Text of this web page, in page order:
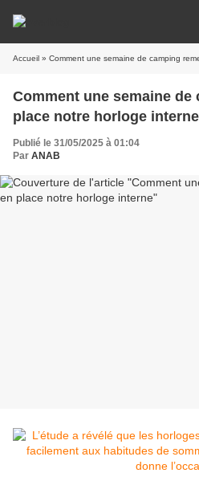
Accueil » Comment une semaine de camping
Comment une semaine de
place notre horloge interne
Publié le 31/05/2025 à 01:04
Par ANAB